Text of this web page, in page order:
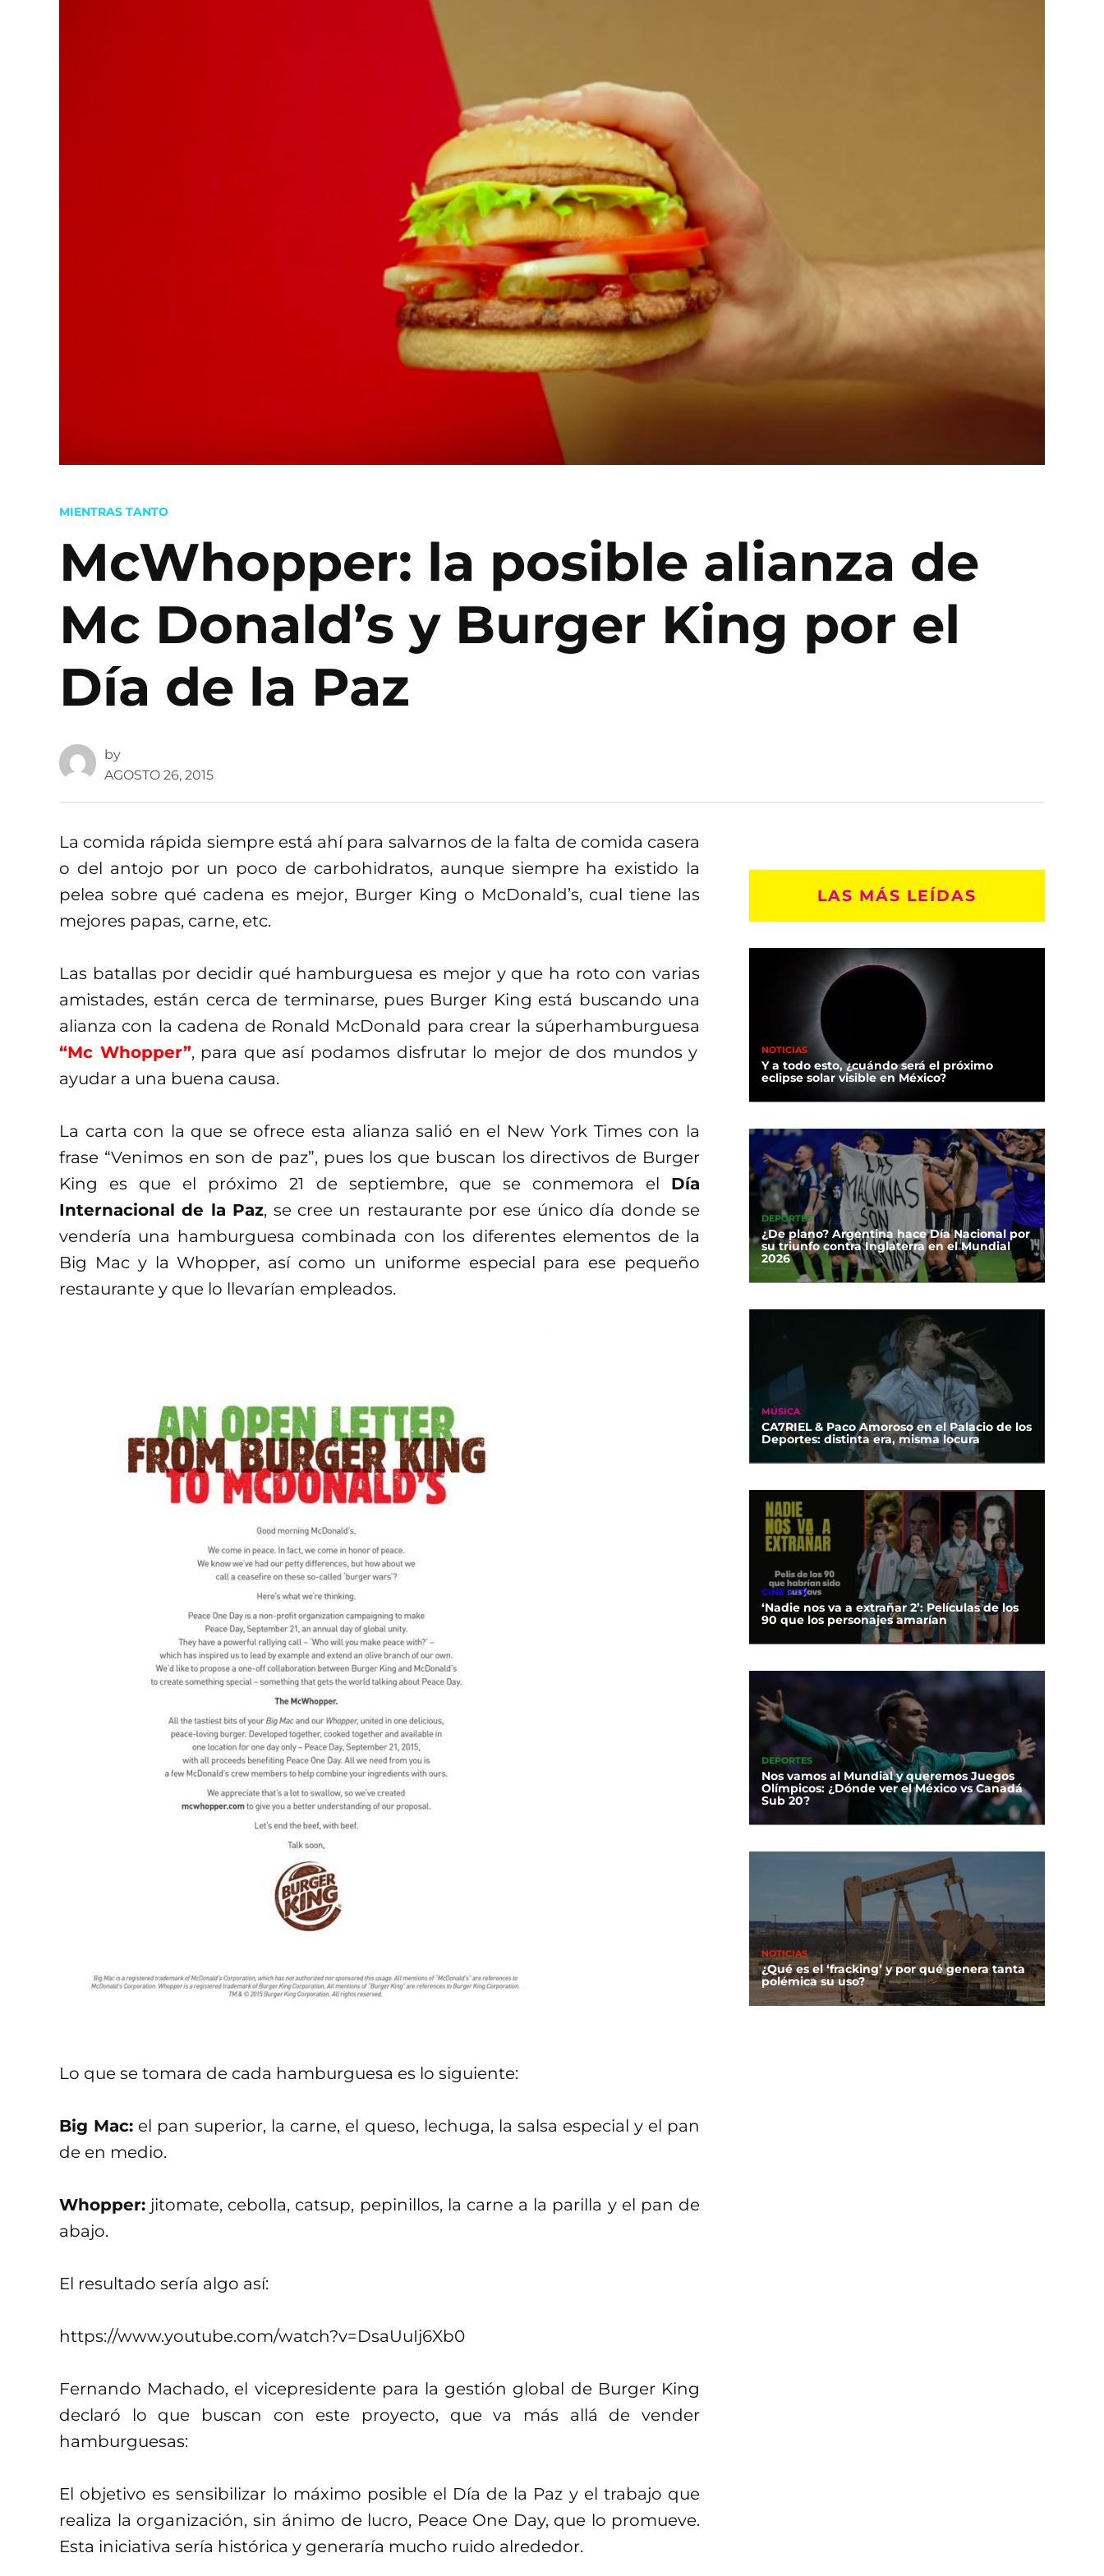
POSTED
MIENTRAS TANTO
McWhopper: la posible alianza de
Mc Donald’s y Burger King por el
Día de la Paz
by
AGOSTO 26, 2015
La comida rápida siempre está ahí para salvarnos de la falta de comida casera
o del antojo por un poco de carbohidratos, aunque siempre ha existido la
pelea sobre qué cadena es mejor, Burger King o McDonald’s, cual tiene las
mejores papas, carne, etc.
Las batallas por decidir qué hamburguesa es mejor y que ha roto con varias
amistades, están cerca de terminarse, pues Burger King está buscando una
alianza con la cadena de Ronald McDonald para crear la súperhamburguesa
“Mc Whopper”, para que así podamos disfrutar lo mejor de dos mundos y
ayudar a una buena causa.
La carta con la que se ofrece esta alianza salió en el New York Times con la
frase “Venimos en son de paz”, pues los que buscan los directivos de Burger
King es que el próximo 21 de septiembre, que se conmemora el Día
Internacional de la Paz, se cree un restaurante por ese único día donde se
vendería una hamburguesa combinada con los diferentes elementos de la
Big Mac y la Whopper, así como un uniforme especial para ese pequeño
restaurante y que lo llevarían empleados.
Lo que se tomara de cada hamburguesa es lo siguiente:
Big Mac: el pan superior, la carne, el queso, lechuga, la salsa especial y el pan
de en medio.
Whopper: jitomate, cebolla, catsup, pepinillos, la carne a la parilla y el pan de
abajo.
El resultado sería algo así:
https://www.youtube.com/watch?v=DsaUuIj6Xb0
Fernando Machado, el vicepresidente para la gestión global de Burger King
declaró lo que buscan con este proyecto, que va más allá de vender
hamburguesas:
El objetivo es sensibilizar lo máximo posible el Día de la Paz y el trabajo que
realiza la organización, sin ánimo de lucro, Peace One Day, que lo promueve.
Esta iniciativa sería histórica y generaría mucho ruido alrededor.
LAS MÁS LEÍDAS
NOTICIAS
Y a todo esto, ¿cuándo será el próximo
eclipse solar visible en México?
DEPORTES
¿De plano? Argentina hace Día Nacional por
su triunfo contra Inglaterra en el Mundial
2026
MÚSICA
CA7RIEL & Paco Amoroso en el Palacio de los
Deportes: distinta era, misma locura
CINE Y TV
‘Nadie nos va a extrañar 2’: Películas de los
90 que los personajes amarían
DEPORTES
Nos vamos al Mundial y queremos Juegos
Olímpicos: ¿Dónde ver el México vs Canadá
Sub 20?
NOTICIAS
¿Qué es el ‘fracking’ y por qué genera tanta
polémica su uso?